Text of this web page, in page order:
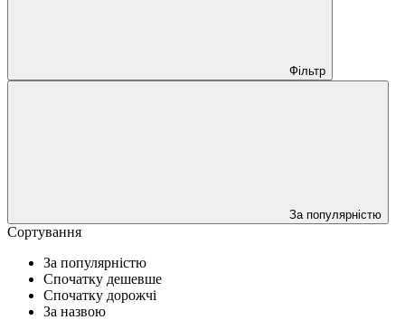
Фільтр
За популярністю
Сортування
За популярністю
Спочатку дешевше
Спочатку дорожчі
За назвою